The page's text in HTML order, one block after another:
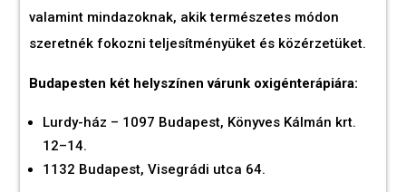
valamint mindazoknak, akik természetes módon
szeretnék fokozni teljesítményüket és közérzetüket.
Budapesten két helyszínen várunk oxigénterápiára:
Lurdy-ház – 1097 Budapest, Könyves Kálmán krt.
12–14.
1132 Budapest, Visegrádi utca 64.